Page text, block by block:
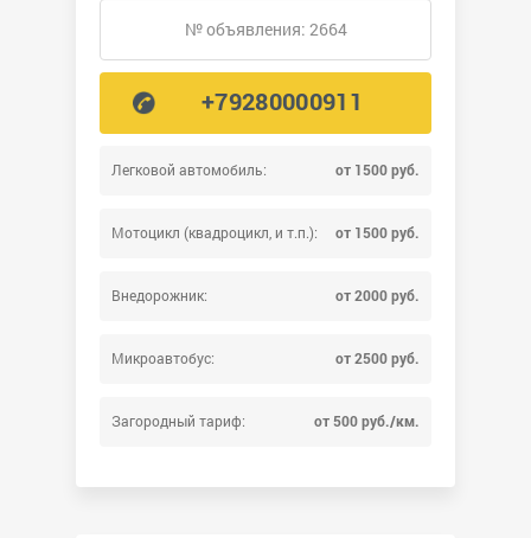
Легковой автомобиль: от 1500 руб.
Мотоцикл (квадроцикл, и т.п.): от 1500 руб.
Внедорожник: от 2000 руб.
Микроавтобус: от 2500 руб.
Загородный тариф: от 500 руб./км.
№ объявления: 2664
+79280000911